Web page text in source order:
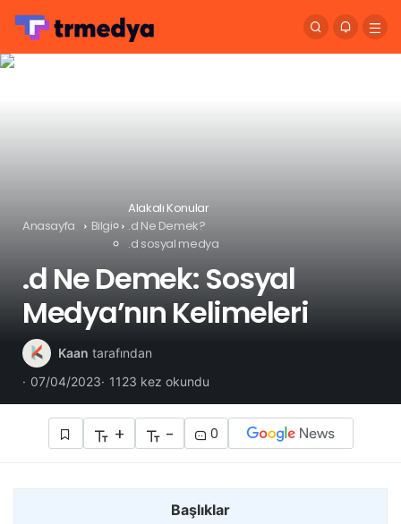
Anasayfa Bilgi
Alakalı Konular
.d Ne Demek?
.d sosyal medya
.d Ne Demek: Sosyal
Medya’nın Kelimeleri
Kaan tarafından
07/04/2023
1123 kez okundu
+ - 0
Başlıklar